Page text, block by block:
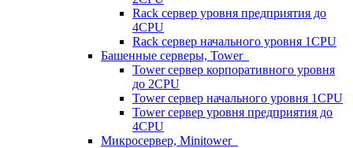
Rack сервер уровня предприятия до
4CPU
Rack сервер начального уровня 1CPU
Башенные серверы, Tower
Tower сервер корпоративного уровня
до 2CPU
Tower сервер начального уровня 1CPU
Tower сервер уровня предприятия до
4CPU
Микросервер, Minitower